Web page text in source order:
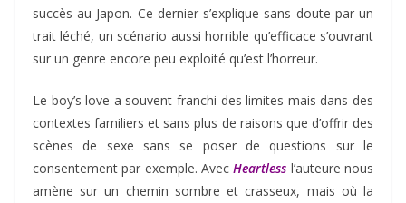
succès au Japon. Ce dernier s’explique sans doute par un
trait léché, un scénario aussi horrible qu’efficace s’ouvrant
sur un genre encore peu exploité qu’est l’horreur.
Le boy’s love a souvent franchi des limites mais dans des
contextes familiers et sans plus de raisons que d’offrir des
scènes de sexe sans se poser de questions sur le
consentement par exemple. AvecHeartless l’auteure nous
amène sur un chemin sombre et crasseux, mais où la